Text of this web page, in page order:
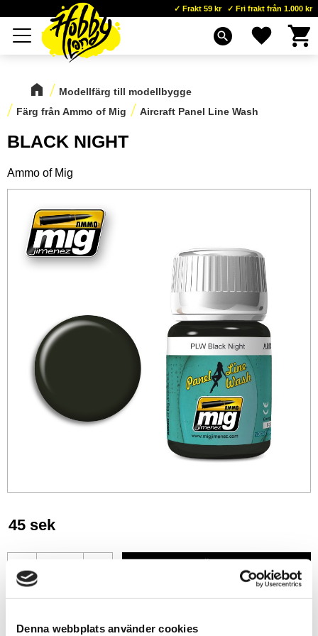
Denna webbplats använder cookies
Meny
Frakt 59 kr Fri frakt från 1.000 kr
search Favoriter
Modellfärg till modellbygge
Färg från Ammo of Mig
Aircraft Panel Line Wash
BLACK NIGHT
Ammo of Mig
45 sek